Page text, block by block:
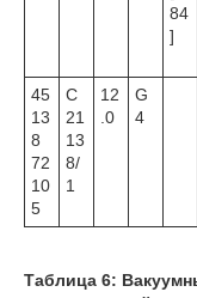
84
]
45
13
8
72
10
5
C
21
13
8/
1
12
.0
G
4
Таблица 6: